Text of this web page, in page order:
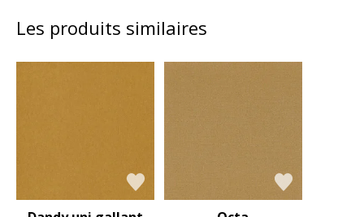
Les produits similaires